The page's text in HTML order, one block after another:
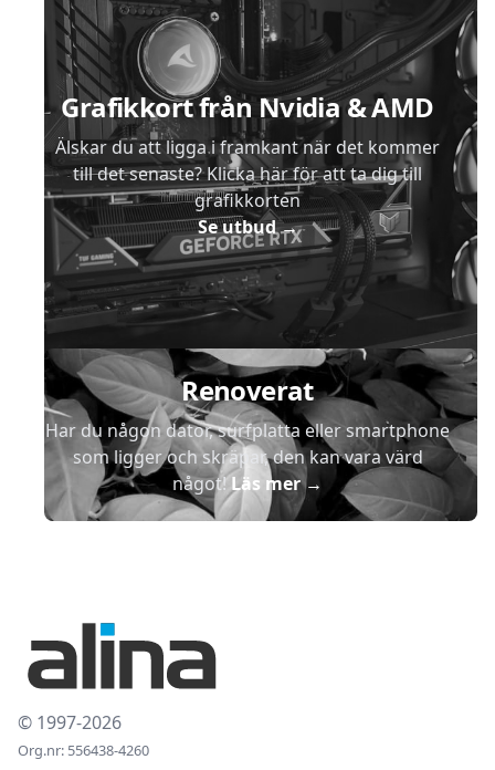
Grafikkort från Nvidia & AMD
Älskar du att ligga i framkant när det kommer
till det senaste? Klicka här för att ta dig till
grafikkorten
Se utbud→
Renoverat
Har du någon dator, surfplatta eller smartphone
som ligger och skräpar, den kan vara värd
något!Läs mer→
© 1997-2026
Org.nr: 556438-4260